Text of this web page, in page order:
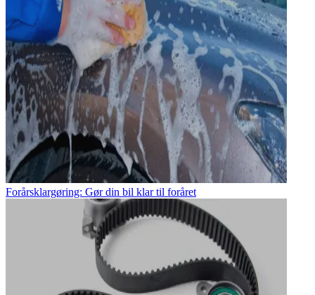
Forårsklargøring: Gør din bil klar til foråret